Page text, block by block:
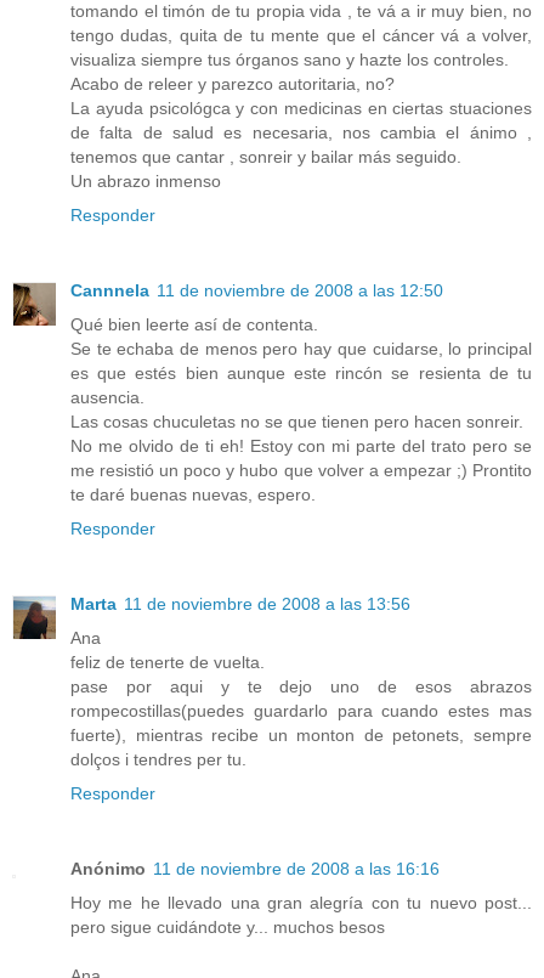
tomando el timón de tu propia vida , te vá a ir muy bien, no
tengo dudas, quita de tu mente que el cáncer vá a volver,
visualiza siempre tus órganos sano y hazte los controles.
Acabo de releer y parezco autoritaria, no?
La ayuda psicológca y con medicinas en ciertas stuaciones
de falta de salud es necesaria, nos cambia el ánimo ,
tenemos que cantar , sonreir y bailar más seguido.
Un abrazo inmenso
Responder
Cannnela 11 de noviembre de 2008 a las 12:50
Qué bien leerte así de contenta.
Se te echaba de menos pero hay que cuidarse, lo principal
es que estés bien aunque este rincón se resienta de tu
ausencia.
Las cosas chuculetas no se que tienen pero hacen sonreir.
No me olvido de ti eh! Estoy con mi parte del trato pero se
me resistió un poco y hubo que volver a empezar ;) Prontito
te daré buenas nuevas, espero.
Responder
Marta 11 de noviembre de 2008 a las 13:56
Ana
feliz de tenerte de vuelta.
pase por aqui y te dejo uno de esos abrazos
rompecostillas(puedes guardarlo para cuando estes mas
fuerte), mientras recibe un monton de petonets, sempre
dolços i tendres per tu.
Responder
Anónimo 11 de noviembre de 2008 a las 16:16
Hoy me he llevado una gran alegría con tu nuevo post...
pero sigue cuidándote y... muchos besos